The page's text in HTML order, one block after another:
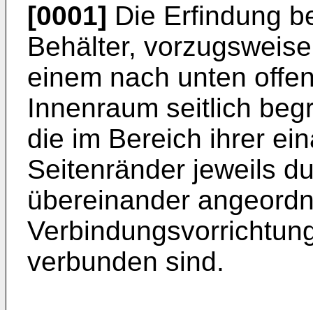
[0001] Die Erfindung
Behälter,
einem nach unten
Innenraum seitlich
die im Bereich ihrer
Seitenränder jeweils
übereinander
verbunden sind.